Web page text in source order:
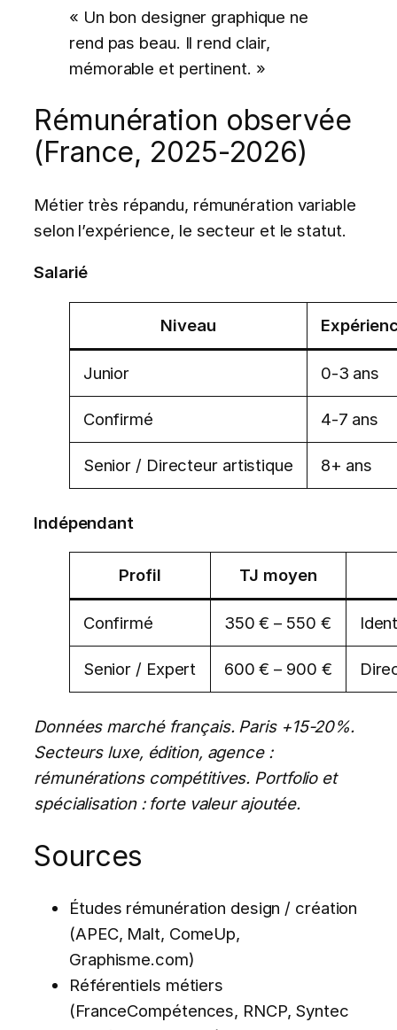
« Un bon designer graphique ne
rend pas beau. Il rend clair,
mémorable et pertinent. »
Rémunération observée
(France, 2025-2026)
Métier très répandu, rémunération variable
selon l’expérience, le secteur et le statut.
Salarié
Niveau
Junior 0-3 ans
Confirmé 4-7 ans
Senior / Directeur artistique 8+ ans
Indépendant
Profil TJ moyen
Confirmé 350 € – 550 €
Senior / Expert 600 € – 900 €
Données marché français. Paris +15-20%.
Secteurs luxe, édition, agence :
rémunérations compétitives. Portfolio et
spécialisation : forte valeur ajoutée.
Sources
Études rémunération design / création
(APEC, Malt, ComeUp,
Graphisme.com)
Référentiels métiers
(FranceCompétences, RNCP, Syntec